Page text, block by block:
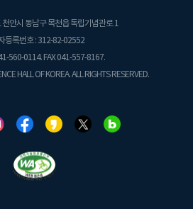
안시 동남구 목천읍 독립기념관로 1
등록번호 : 312-82-02552
560-0114. FAX 041-557-8167.
HALL OF KOREA. ALL RIGHTS RESERVED.